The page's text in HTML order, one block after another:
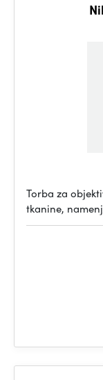
Torba za
tkanine,